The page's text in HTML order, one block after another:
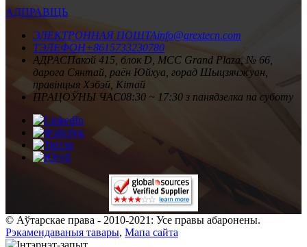
АДПРАВІЦЬ
ЭЛЕКТРОННАЯ ПОШТАinfo@arextecn.com
ТЭЛЕФОН+8615733230780
АДРАСПакой 415, блок D, MCC Grand Plaza, № 66,
дарога Сянтай, раён Юйхуа, горад Шыцзячжуан,
правінцыя Хэбэй, Кітай
ПРАЦОЎНЫ ЧАС08:30 ~ 17:30 з панядзелка па суботу
© Аўтарскае права - 2010-2021: Усе правы абаронены.
Рэкамендаваныя тавары, Мапа сайта